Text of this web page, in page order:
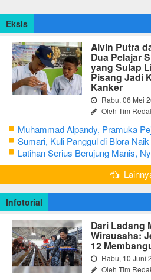
Eksis
Alvin Putra
Dua Pelajar
yang Sulap
Pisang Jadi
Kanker
Rabu, 06 Mei
Oleh Tim
Muhammad Alpandy, Pramuka
Nusantara dengan Misi Literasi
Sumari, Kuli Panggul di Blora
Tahun Sisihkan Uang Receh
Latihan Serius Berujung Manis,
Bertutur tentang Nilai Hidup
Infotorial
Dari Ladang
Wirausaha:
12
Rabu, 10 Juni
Oleh Tim